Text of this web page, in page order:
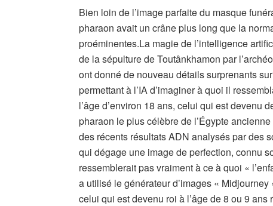
Bien loin de l’image parfaite du masque
pharaon avait un crâne plus long que la
proéminentes.La magie de l’intelligence
de la sépulture de Toutânkhamon par
ont donné de nouveau détails surprenants
permettant à l’IA d’imaginer à quoi il
l’âge d’environ 18 ans, celui qui est devenu
pharaon le plus célèbre de l’Égypte
des récents résultats ADN analysés par des
qui dégage une image de perfection, connu
ressemblerait pas vraiment à ce à quoi «
a utilisé le générateur d’images «
celui qui est devenu roi à l’âge de 8 ou 9